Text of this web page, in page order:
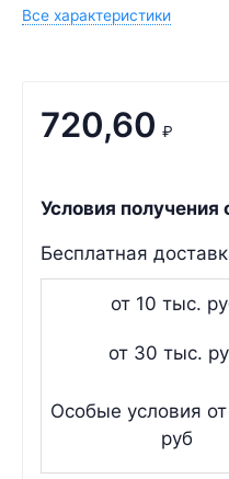
Все характеристики
720,60 ₽
Условия получения
Бесплатная
от 10 тыс.
от 30 тыс.
Особые условия
руб